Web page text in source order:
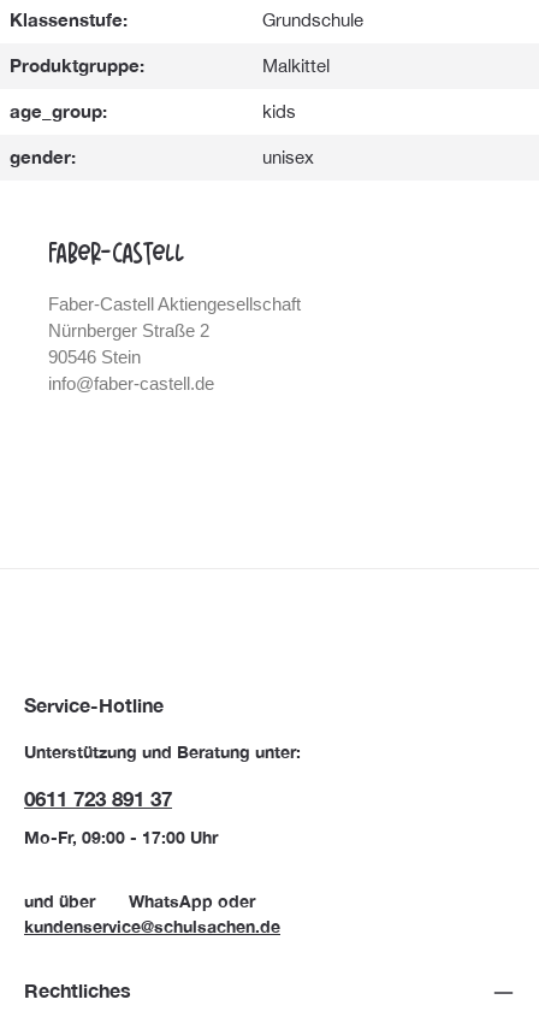
Klassenstufe: Grundschule
Produktgruppe: Malkittel
age_group: kids
gender: unisex
Faber-Castell
Faber-Castell Aktiengesellschaft
Nürnberger Straße 2
90546 Stein
info@faber-castell.de
Service-Hotline
Unterstützung und Beratung unter:
0611 723 891 37
Mo-Fr, 09:00 - 17:00 Uhr
und über WhatsApp oder
kundenservice@schulsachen.de
Rechtliches